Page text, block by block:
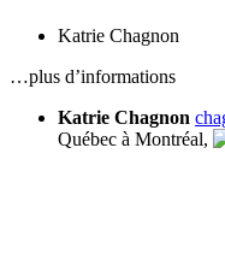
Katrie Chagnon
…plus d’informations
Katrie Chagnon
Québec à Montréal,